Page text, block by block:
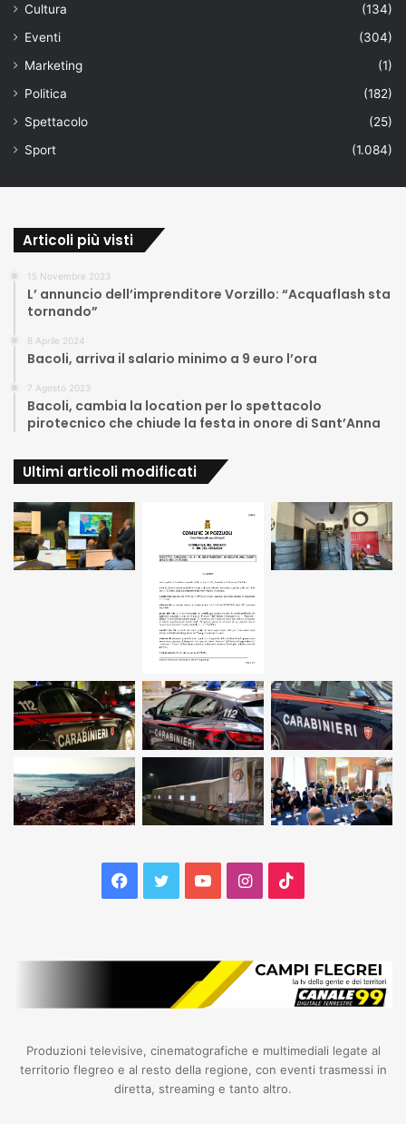
Cultura
(134)
Eventi
(304)
Marketing
(1)
Politica
(182)
Spettacolo
(25)
Sport
(1.084)
Articoli più visti
15 Novembre 2023
L’ annuncio dell’imprenditore Vorzillo: “Acquaflash sta
tornando”
8 Aprile 2024
Bacoli, arriva il salario minimo a 9 euro l’ora
7 Agosto 2023
Bacoli, cambia la location per lo spettacolo
pirotecnico che chiude la festa in onore di Sant’Anna
Ultimi articoli modificati
Facebook
TwitterYouTubeInstagram
Produzioni televisive, cinematografiche e multimediali legate al
territorio flegreo e al resto della regione, con eventi trasmessi in
diretta, streaming e tanto altro.